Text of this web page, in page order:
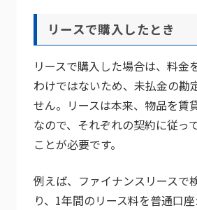
リースで購入したとき
リースで購入した場合は、料金
わけではないため、未払金の勘
せん。リースは本来、物品を賃
なので、それぞれの契約に従っ
ことが必要です。
例えば、ファイナンスリースで
り、1年間のリース料を普通口